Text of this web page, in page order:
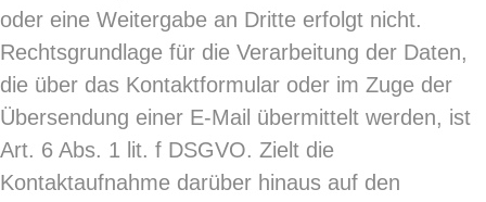
oder eine Weitergabe an Dritte erfolgt nicht.
Rechtsgrundlage für die Verarbeitung der Daten,
die über das Kontaktformular oder im Zuge der
Übersendung einer E-Mail übermittelt werden, ist
Art. 6 Abs. 1 lit. f DSGVO. Zielt die
Kontaktaufnahme darüber hinaus auf den